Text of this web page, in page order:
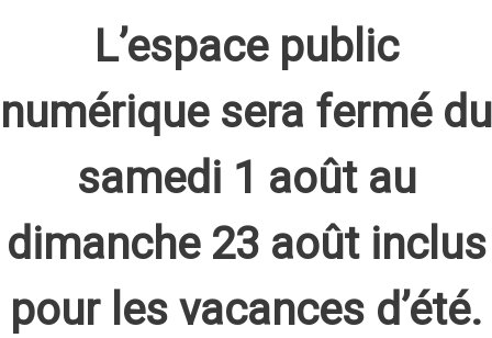
L’espace public
numérique sera fermé du
samedi 1 août au
dimanche 23 août inclus
pour les vacances d’été.